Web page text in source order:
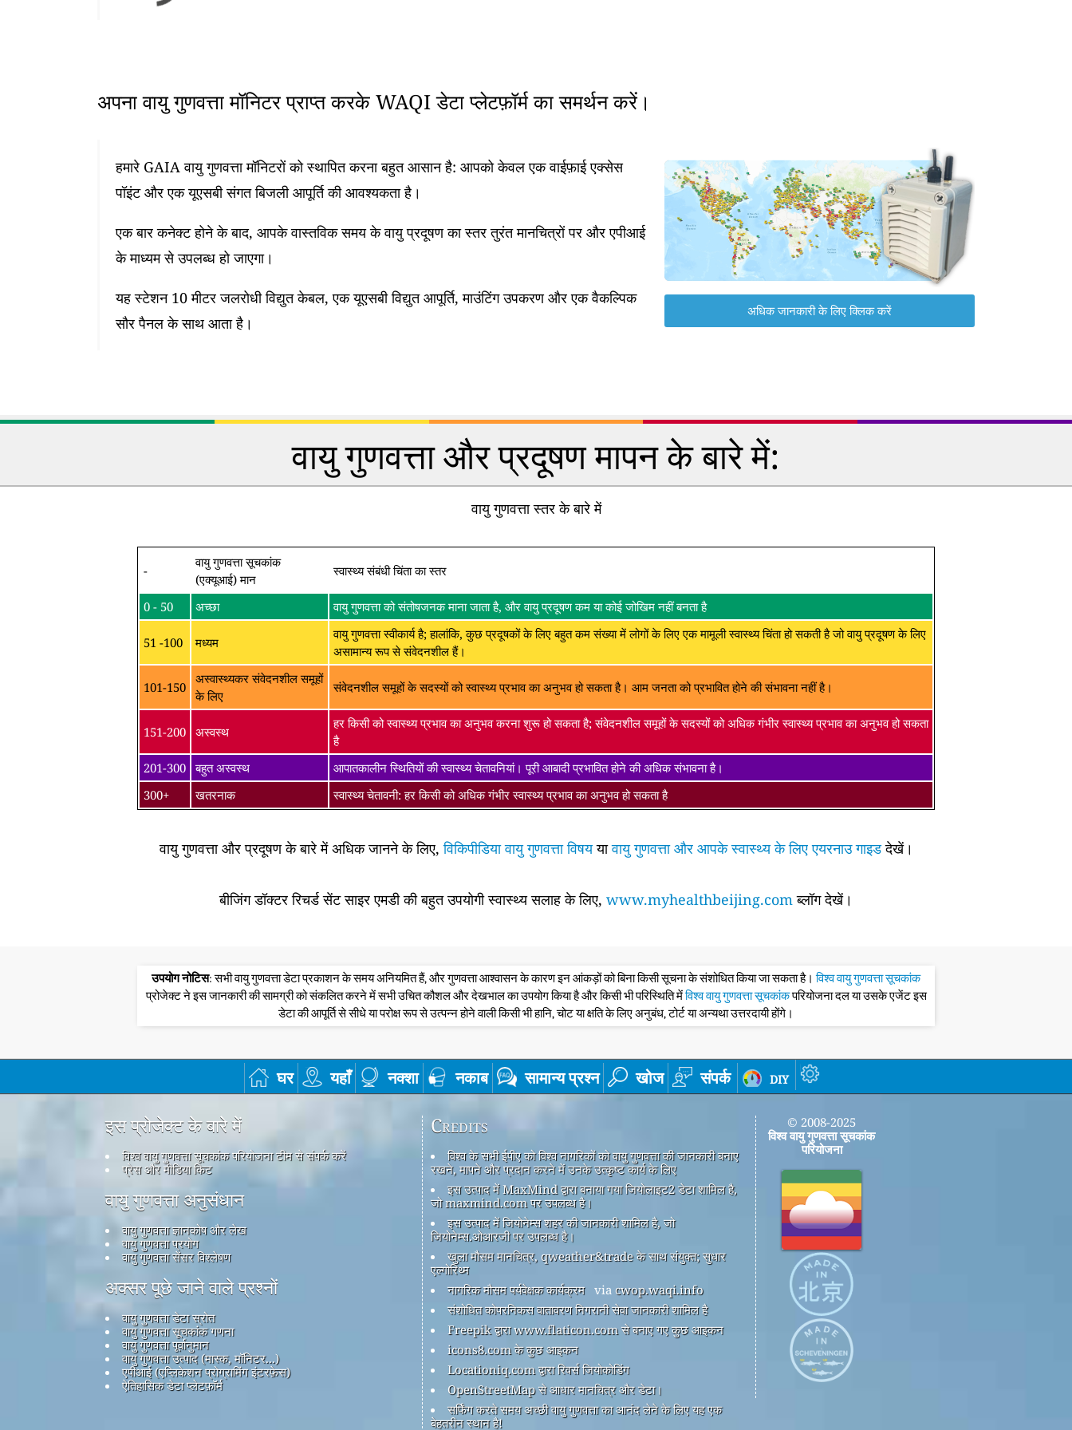
अपना वायु गुणवत्ता मॉनिटर प्राप्त करके WAQI डेटा प्लेटफ़ॉर्म का समर्थन करें।
हमारे GAIA वायु गुणवत्ता मॉनिटरों को स्थापित करना बहुत आसान है: आपको केवल एक वाईफ़ाई एक्सेस
पॉइंट और एक यूएसबी संगत बिजली आपूर्ति की आवश्यकता है।
एक बार कनेक्ट होने के बाद, आपके वास्तविक समय के वायु प्रदूषण का स्तर तुरंत मानचित्रों पर और एपीआई
के माध्यम से उपलब्ध हो जाएगा।
यह स्टेशन 10 मीटर जलरोधी विद्युत केबल, एक यूएसबी विद्युत आपूर्ति, माउंटिंग उपकरण और एक वैकल्पिक
सौर पैनल के साथ आता है।
अधिक जानकारी के लिए क्लिक करें
वायु गुणवत्ता और प्रदूषण मापन के बारे में:
वायु गुणवत्ता स्तर के बारे में
-
वायु गुणवत्ता सूचकांक
(एक्यूआई) मान
स्वास्थ्य संबंधी चिंता का स्तर
0 - 50 अच्छा वायु गुणवत्ता को संतोषजनक माना जाता है, और वायु प्रदूषण कम या कोई जोखिम नहीं बनता है
51 -100 मध्यम
वायु गुणवत्ता स्वीकार्य है; हालांकि, कुछ प्रदूषकों के लिए बहुत कम संख्या में लोगों के लिए एक मामूली स्वास्थ्य चिंता हो सकती है जो वायु प्रदूषण के लिए
असामान्य रूप से संवेदनशील हैं।
101-150
अस्वास्थ्यकर संवेदनशील समूहों
के लिए
संवेदनशील समूहों के सदस्यों को स्वास्थ्य प्रभाव का अनुभव हो सकता है। आम जनता को प्रभावित होने की संभावना नहीं है।
151-200 अस्वस्थ
हर किसी को स्वास्थ्य प्रभाव का अनुभव करना शुरू हो सकता है; संवेदनशील समूहों के सदस्यों को अधिक गंभीर स्वास्थ्य प्रभाव का अनुभव हो सकता
है
201-300 बहुत अस्वस्थ
आपातकालीन स्थितियों की स्वास्थ्य चेतावनियां। पूरी आबादी प्रभावित होने की अधिक संभावना है।
300+
खतरनाक स्वास्थ्य चेतावनी: हर किसी को अधिक गंभीर स्वास्थ्य प्रभाव का अनुभव हो सकता है
वायु गुणवत्ता और प्रदूषण के बारे में अधिक जानने के लिए,विकिपीडिया वायु गुणवत्ता विषययावायु गुणवत्ता और आपके स्वास्थ्य के लिए एयरनाउ गाइडदेखें।
बीजिंग डॉक्टर रिचर्ड सेंट साइर एमडी की बहुत उपयोगी स्वास्थ्य सलाह के लिए, www.myhealthbeijing.comब्लॉग देखें।
उपयोग नोटिस: सभी वायु गुणवत्ता डेटा प्रकाशन के समय अनियमित हैं, और गुणवत्ता आश्वासन के कारण इन आंकड़ों को बिना किसी सूचना के संशोधित किया जा सकता है।विश्व वायु गुणवत्ता सूचकांक
प्रोजेक्ट ने इस जानकारी की सामग्री को संकलित करने में सभी उचित कौशल और देखभाल का उपयोग किया है और किसी भी परिस्थिति मेंविश्व वायु गुणवत्ता सूचकांकपरियोजना दल या उसके एजेंट इस
डेटा की आपूर्ति से सीधे या परोक्ष रूप से उत्पन्न होने वाली किसी भी हानि, चोट या क्षति के लिए अनुबंध, टोर्ट या अन्यथा उत्तरदायी होंगे।
घर यहाँ नक्शा नकाब सामान्य प्रश्न खोज संपर्क diy
इस प्रोजेक्ट के बारे में
विश्व वायु गुणवत्ता सूचकांक परियोजना टीम से संपर्क करें
प्रेस और मीडिया किट
वायु गुणवत्ता अनुसंधान
वायु गुणवत्ता ज्ञानकोष और लेख
वायु गुणवत्ता प्रयोग
वायु गुणवत्ता सेंसर विश्लेषण
अक्सर पूछे जाने वाले प्रश्नों
वायु गुणवत्ता डेटा स्रोत
वायु गुणवत्ता सूचकांक गणना
वायु गुणवत्ता पूर्वानुमान
वायु गुणवत्ता उत्पाद (मास्क, मॉनिटर...)
एपीआई (एप्लिकेशन प्रोग्रामिंग इंटरफ़ेस)
ऐतिहासिक डेटा प्लेटफ़ॉर्म
Credits
विश्व के सभी ईपीए को विश्व नागरिकों को वायु गुणवत्ता की जानकारी बनाए
रखने, मापने और प्रदान करने में उनके उत्कृष्ट कार्य के लिए
इस उत्पाद में MaxMind द्वारा बनाया गया जियोलाइट2 डेटा शामिल है,
जो maxmind.com पर उपलब्ध है।
इस उत्पाद में जियोनेम्स शहर की जानकारी शामिल है, जो
जियोनेम्स.ओआरजी पर उपलब्ध है।
खुला मौसम मानचित्र, qweather&trade के साथ संयुक्त; सुधार
एल्गोरिथ्म
नागरिक मौसम पर्यवेक्षक कार्यक्रम via cwop.waqi.info
संशोधित कोपरनिकस वातावरण निगरानी सेवा जानकारी शामिल है
Freepik द्वारा www.flaticon.com से बनाए गए कुछ आइकन
icons8.com के कुछ आइकन
Locationiq.com द्वारा रिवर्स जियोकोडिंग
OpenStreetMap से आधार मानचित्र और डेटा।
सर्फिंग करते समय अच्छी वायु गुणवत्ता का आनंद लेने के लिए यह एक
बेहतरीन स्थान है!
© 2008-2025
विश्व वायु गुणवत्ता सूचकांक
परियोजना